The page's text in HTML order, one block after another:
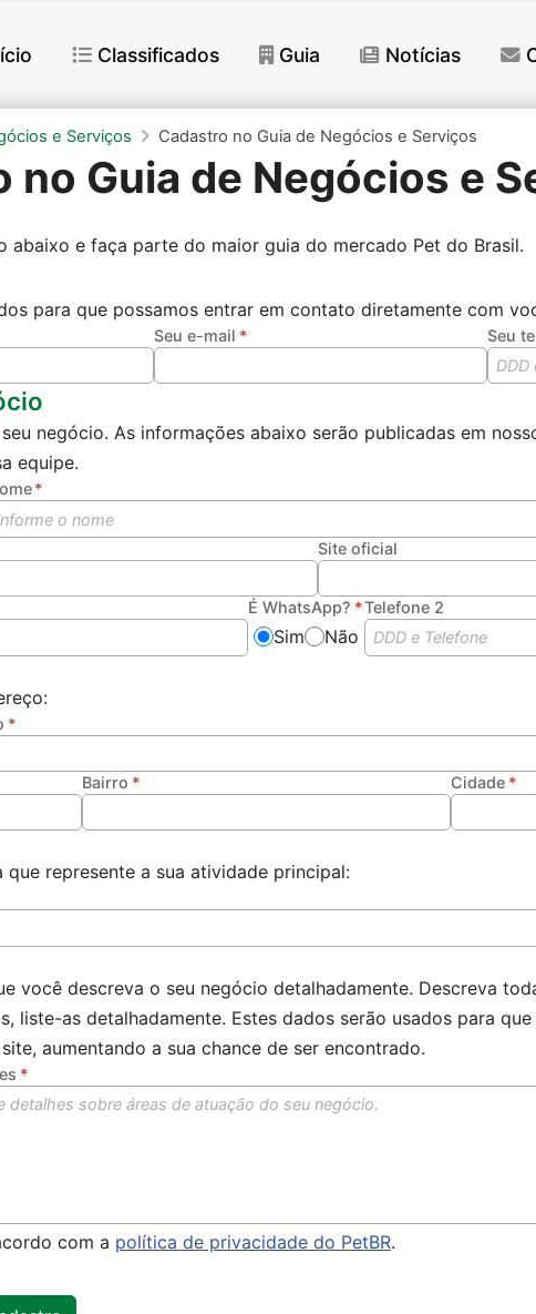
Classificados Guia Notícias
e Serviços Cadastro no Guia de Negócios e Serviços
no Guia de Negócios e
abaixo e faça parte do maior guia do mercado Pet do Brasil.
para que possamos entrar em contato diretamente com
Seu e-mail Seu
negócio. As informações abaixo serão publicadas em
equipe.
Site oficial
É WhatsApp?
Sim Não
Telefone 2
Bairro Cidade
que represente a sua atividade principal:
você descreva o seu negócio detalhadamente. Descreva
liste-as detalhadamente. Estes dados serão usados para
aumentando a sua chance de ser encontrado.
com a política de privacidade do PetBR.